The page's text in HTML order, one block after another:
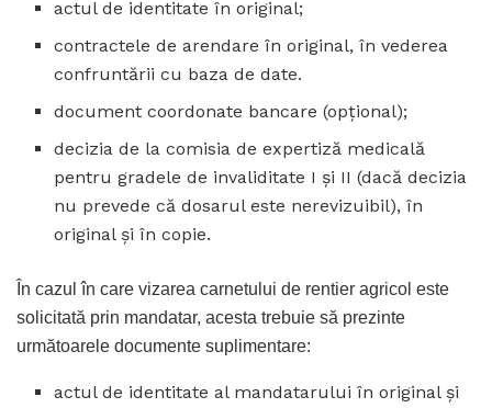
actul de identitate în original;
contractele de arendare în original, în vederea
confruntării cu baza de date.
document coordonate bancare (opţional);
decizia de la comisia de expertiză medicală
pentru gradele de invaliditate I şi II (dacă decizia
nu prevede că dosarul este nerevizuibil), în
original şi în copie.
În cazul în care vizarea carnetului de rentier agricol este
solicitată prin mandatar, acesta trebuie să prezinte
următoarele documente suplimentare:
actul de identitate al mandatarului în original şi